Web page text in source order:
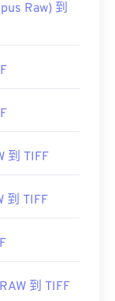
Raw) 到
到 TIFF
到 TIFF
到 TIFF